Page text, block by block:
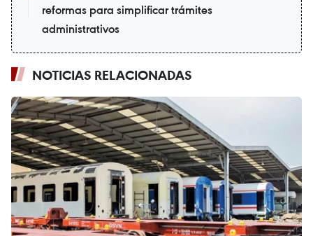
reformas para simplificar trámites
administrativos
NOTICIAS RELACIONADAS